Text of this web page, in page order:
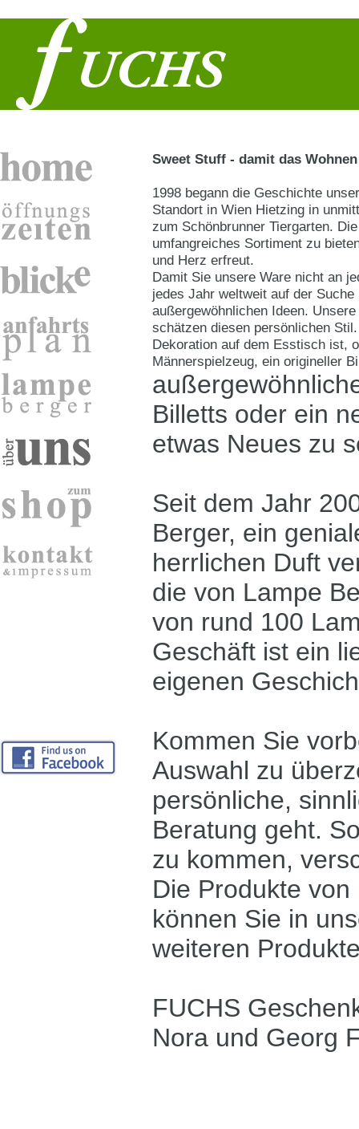
Sweet Stuff - damit das
1998 begann die Geschichte
Standort in Wien Hietzing in
zum Schönbrunner Tiergarten.
umfangreiches Sortiment zu
und Herz erfreut.
Damit Sie unsere Ware nicht an
jedes Jahr weltweit auf der
außergewöhnlichen Ideen.
schätzen diesen persönlichen
Dekoration auf dem Esstisch ist,
Männerspielzeug, ein origineller
Billetts oder ein
etwas Neues zu
Seit dem Jahr
Berger, ein
herrlichen Duft
die von Lampe
von rund 100
Geschäft ist ein
eigenen
Kommen Sie
Auswahl zu
persönliche,
Beratung geht.
zu kommen,
Die Produkte
können Sie in
weiteren
FUCHS
Nora und Georg